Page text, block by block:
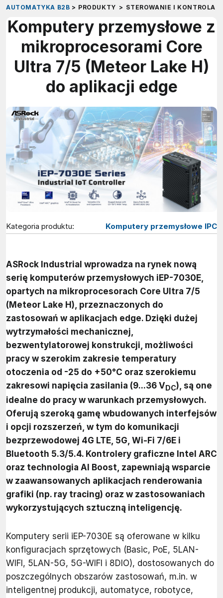
AUTOMATYKA B2B > PRODUKTY > STEROWANIE I KONTROLA
Komputery przemysłowe z
mikroprocesorami Core
Ultra 7/5 (Meteor Lake H)
do aplikacji edge
Kategoria produktu: Komputery przemysłowe IPC
ASRock Industrial wprowadza na rynek nową
serię komputerów przemysłowych iEP-7030E,
opartych na mikroprocesorach Core Ultra 7/5
(Meteor Lake H), przeznaczonych do
zastosowań w aplikacjach edge. Dzięki dużej
wytrzymałości mechanicznej,
bezwentylatorowej konstrukcji, możliwości
pracy w szerokim zakresie temperatury
otoczenia od -25 do +50°C oraz szerokiemu
zakresowi napięcia zasilania (9...36 VDC), są one
idealne do pracy w warunkach przemysłowych.
Oferują szeroką gamę wbudowanych interfejsów
i opcji rozszerzeń, w tym do komunikacji
bezprzewodowej 4G LTE, 5G, Wi-Fi 7/6E i
Bluetooth 5.3/5.4. Kontrolery graficzne Intel ARC
oraz technologia AI Boost, zapewniają wsparcie
w zaawansowanych aplikacjach renderowania
grafiki (np. ray tracing) oraz w zastosowaniach
wykorzystujących sztuczną inteligencję.
Komputery serii iEP-7030E są oferowane w kilku
konfiguracjach sprzętowych (Basic, PoE, 5LAN-
WIFI, 5LAN-5G, 5G-WIFI i 8DIO), dostosowanych do
poszczególnych obszarów zastosowań, m.in. w
inteligentnej produkcji, automatyce, robotyce,